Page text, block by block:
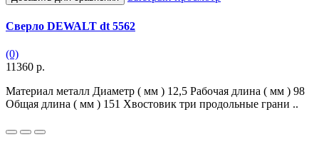
Сверло DEWALT dt 5562
(0)
11360 р.
Материал металл Диаметр ( мм ) 12,5 Рабочая длина ( мм ) 98
Общая длина ( мм ) 151 Хвостовик три продольные грани ..